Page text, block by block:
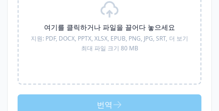
여기를 클릭하거나 파일을 끌어다 놓으세요
지원: PDF, DOCX, PPTX, XLSX, EPUB, PNG, JPG, SRT, 더 보기
최대 파일 크기 80 MB
번역